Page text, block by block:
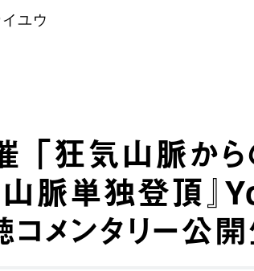
ユウ
「狂気山脈か
脈単独登頂』
ンタリー公開